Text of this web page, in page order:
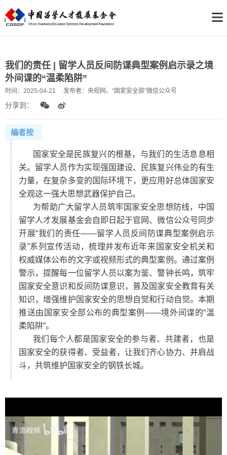
我们的责任 | 留学人员反间防谍典型案例启示录之境
外间谍的“温柔陷阱”
时间： 2025-04-21 发布者： 央视网、“国家安全部”微信公众号
分享到：
编者按
国家安全是民族复兴的根基，与我们的生活息息相
关。留学人员作为实现强国建设、民族复兴伟业的有生
力量，在复杂多变的国际环境下，更应用好总体国家安
全观这一强大思想武器保护自己。
为帮助广大留学人员筑牢国家安全思想防线，中国
留学人才发展基金会自即日起于官网、微信公众号同步
开展“我们的责任——留学人员反间防谍典型案例启示
录”系列宣传活动，梳理并发布近年来国家安全机关和
权威媒体公布的文字或视频形式的典型案例。通过案例
警示，提醒每一位留学人员以案为鉴、警钟长鸣，筑牢
国家安全意识和反间防谍意识，普及国家安全教育有关
知识，增强维护国家安全的思想自觉和行动自觉。本期
推送由国家安全部公布的典型案例——境外间谍的“温
柔陷阱”。
我们每个人都是国家安全的参与者、共建者，也是
国家安全的获得者、受益者，让我们齐心协力、并肩战
斗，共筑维护国家安全的钢铁长城。